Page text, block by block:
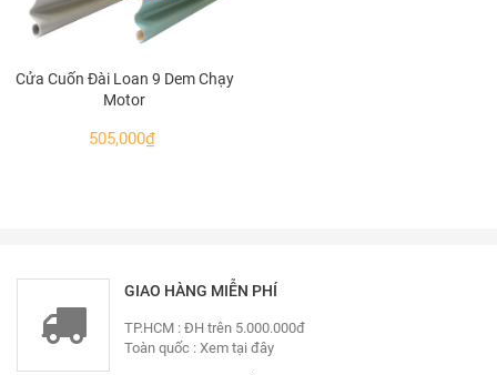
Cửa Cuốn Đài Loan 9 Dem Chạy
Motor
505,000₫
GIAO HÀNG MIỄN PHÍ
TP.HCM : ĐH trên 5.000.000đ
Toàn quốc : Xem tại đây